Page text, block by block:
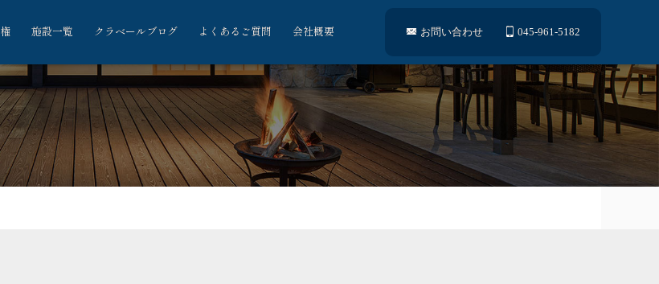
施設一覧 クラベールブログ よくあるご質問 会社概要 お問い合わせ 045-961-5182